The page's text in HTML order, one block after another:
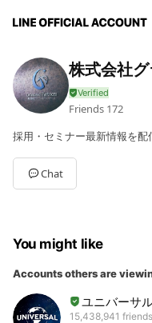
株式会社
Friends 172
採用・セミナー最新情報を配
Chat
You might like
Accounts others are
ユニバーサ
15,438,941 friends